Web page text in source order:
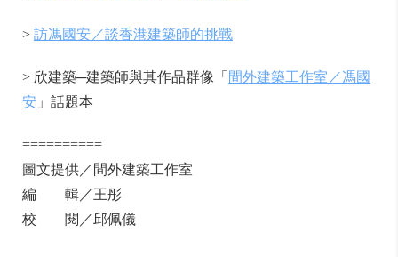
> 訪馮國安／談香港建築師的挑戰
> 欣建築─建築師與其作品群像「 間外建築工作室／馮國
安 」話題本
==========
圖文提供／間外建築工作室
編 輯／王彤
校 閱／邱佩儀